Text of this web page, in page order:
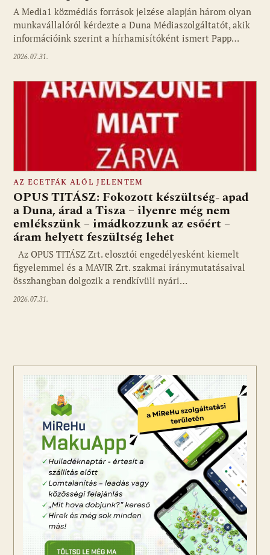
A Media1 közmédiás források jelzése alapján három olyan
munkavállalóról kérdezte a Duna Médiaszolgáltatót, akik
információink szerint a hírhamisítóként ismert Papp…
2026.07.31.
AZ ECETFÁK ALÓL JELENTEM
OPUS TITÁSZ: Fokozott készültség- apad
a Duna, árad a Tisza – ilyenre még nem
emlékszünk – imádkozzunk az esőért –
áram helyett feszültség lehet
Az OPUS TITÁSZ Zrt. elosztói engedélyesként kiemelt
figyelemmel és a MAVIR Zrt. szakmai iránymutatásaival
összhangban dolgozik a rendkívüli nyári…
2026.07.31.